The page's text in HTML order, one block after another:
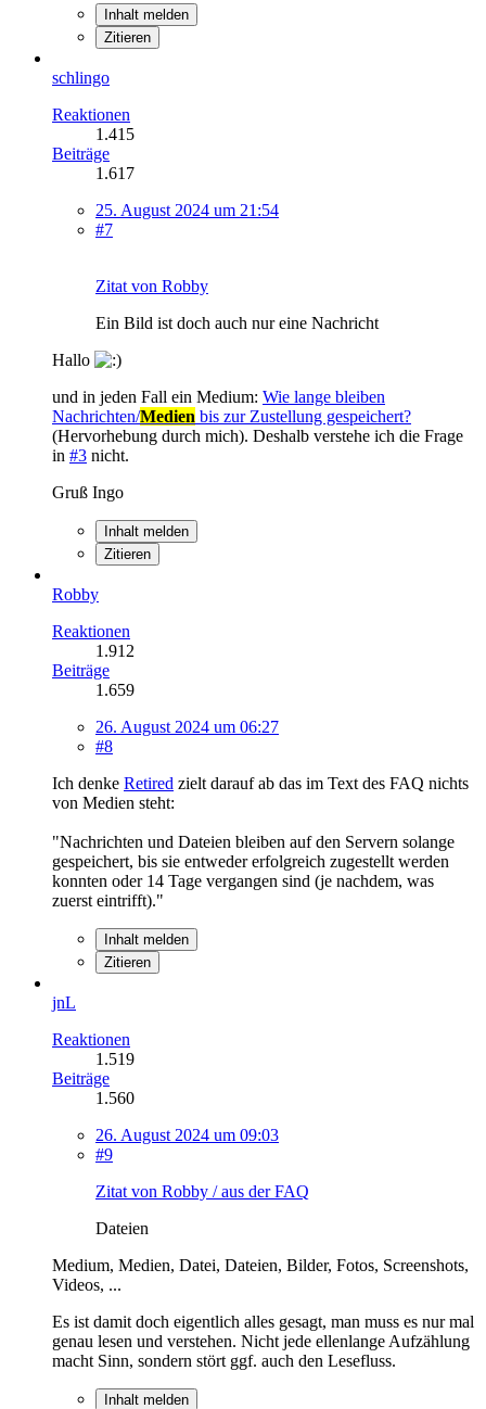
Inhalt melden
Zitieren
schlingo
Reaktionen
1.415
Beiträge
1.617
25. August 2024 um 21:54
#7
Zitat von Robby
Ein Bild ist doch auch nur eine Nachricht
Hallo
und in jeden Fall ein Medium: Wie lange bleiben
Nachrichten/Medien bis zur Zustellung gespeichert?
(Hervorhebung durch mich). Deshalb verstehe ich die Frage
in #3 nicht.
Gruß Ingo
Inhalt melden
Zitieren
Robby
Reaktionen
1.912
Beiträge
1.659
26. August 2024 um 06:27
#8
Ich denke Retired zielt darauf ab das im Text des FAQ nichts
von Medien steht:
"Nachrichten und Dateien bleiben auf den Servern solange
gespeichert, bis sie entweder erfolgreich zugestellt werden
konnten oder 14 Tage vergangen sind (je nachdem, was
zuerst eintrifft)."
Inhalt melden
Zitieren
jnL
Reaktionen
1.519
Beiträge
1.560
26. August 2024 um 09:03
#9
Zitat von Robby / aus der FAQ
Dateien
Medium, Medien, Datei, Dateien, Bilder, Fotos, Screenshots,
Videos, ...
Es ist damit doch eigentlich alles gesagt, man muss es nur mal
genau lesen und verstehen. Nicht jede ellenlange Aufzählung
macht Sinn, sondern stört ggf. auch den Lesefluss.
Inhalt melden